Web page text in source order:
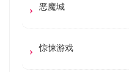
恶魔城
惊悚游戏